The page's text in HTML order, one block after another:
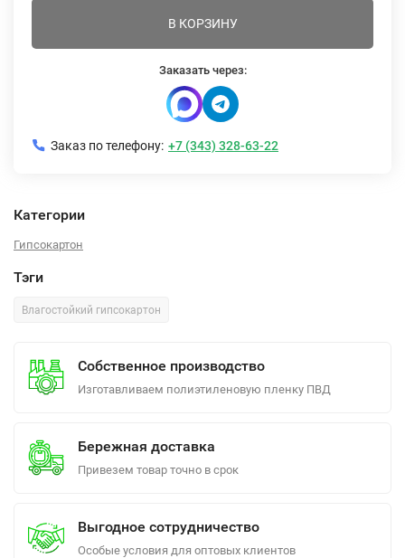
В КОРЗИНУ
Заказать через:
Заказ по телефону: +7 (343) 328-63-22
Категории
Гипсокартон
Тэги
Влагостойкий гипсокартон
Собственное производство
Изготавливаем полиэтиленовую пленку ПВД
Бережная доставка
Привезем товар точно в срок
Выгодное сотрудничество
Особые условия для оптовых клиентов